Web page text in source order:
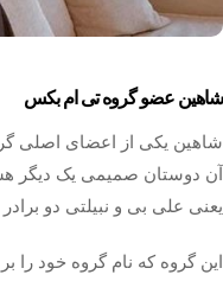
شاهین عضو گروه تی ام بکس
شاهین یکی از اعضای اصلی
آن دوستان صمیمی یک دیگر
یعنی علی بی و نبیلتی دو
این گروه که نام گروه خود